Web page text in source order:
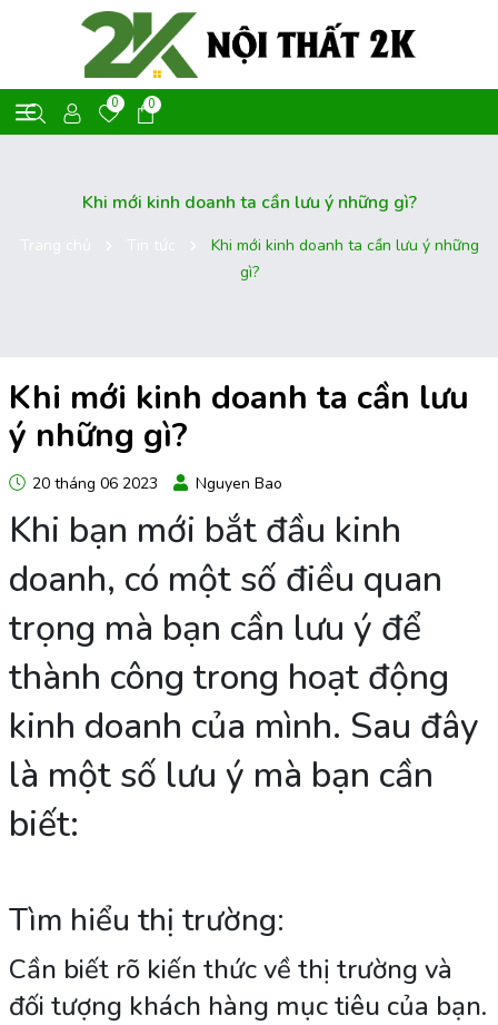
0 0
Khi mới kinh doanh ta cần lưu ý những gì?
Khi mới kinh doanh ta cần lưu ý những
gì?
Khi mới kinh doanh ta cần lưu
ý những gì?
20 tháng 06 2023 Nguyen Bao
Khi bạn mới bắt đầu kinh
doanh, có một số điều quan
trọng mà bạn cần lưu ý để
thành công trong hoạt động
kinh doanh của mình. Sau đây
là một số lưu ý mà bạn cần
biết:
Tìm hiểu thị trường:
Cần biết rõ kiến thức về thị trường và
đối tượng khách hàng mục tiêu của bạn.